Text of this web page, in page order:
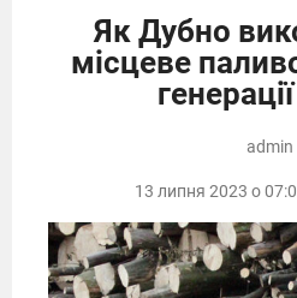
Як Дубно
місцеве
admin
13 липня 2023 о